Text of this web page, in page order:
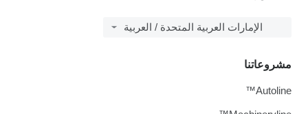
الإمارات العربية المتحدة / العربية
مشروعاتنا
Autoline™